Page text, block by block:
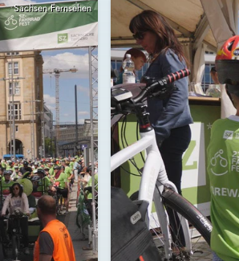
Sachsen Fernsehen